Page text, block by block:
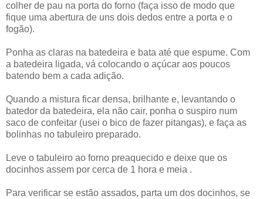
colher de pau na porta do forno (faça isso de modo que
fique uma abertura de uns dois dedos entre a porta e o
fogão).
Ponha as claras na batedeira e bata até que espume. Com
a batedeira ligada, vá colocando o açúcar aos poucos
batendo bem a cada adição.
Quando a mistura ficar densa, brilhante e, levantando o
batedor da batedeira, ela não cair, ponha o suspiro num
saco de confeitar (usei o bico de fazer pitangas), e faça as
bolinhas no tabuleiro preparado.
Leve o tabuleiro ao forno preaquecido e deixe que os
docinhos assem por cerca de 1 hora e meia .
Para verificar se estão assados, parta um dos docinhos, se